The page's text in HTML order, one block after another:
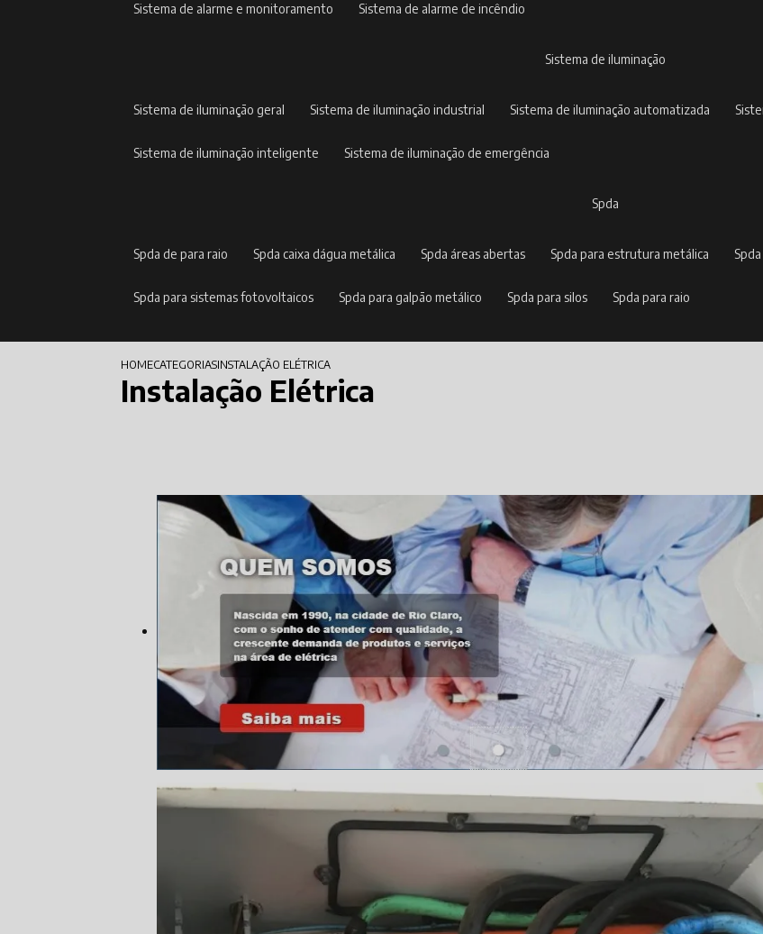
sistema de alarme e monitoramento sistema de alarme de incêndio
sistema de iluminação
sistema de iluminação geral sistema de iluminação industrial sistema de iluminação automatizada
sistema de iluminação inteligente sistema de iluminação de emergência
spda
spda de para raio spda caixa dágua metálica spda áreas abertas spda para estrutura metálica
spda para sistemas fotovoltaicos spda para galpão metálico spda para silos spda para raio
HOMECATEGORIASINSTALAÇÃO ELÉTRICA
Instalação Elétrica